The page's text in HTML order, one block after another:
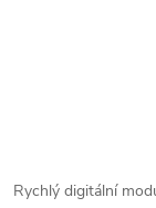
Rychlý digitální